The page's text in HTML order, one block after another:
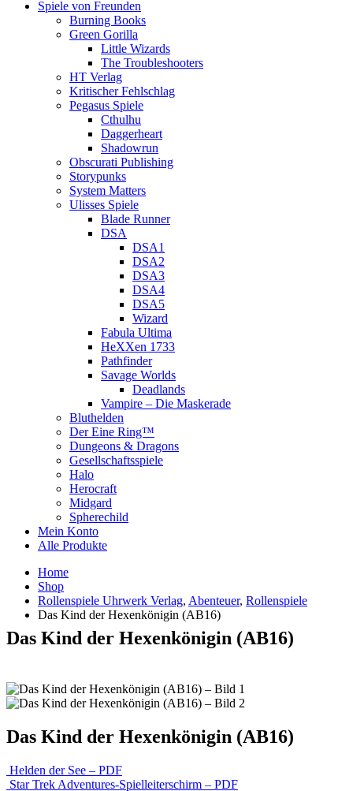
Spiele von Freunden
Burning Books
Green Gorilla
Little Wizards
The Troubleshooters
HT Verlag
Kritischer Fehlschlag
Pegasus Spiele
Cthulhu
Daggerheart
Shadowrun
Obscurati Publishing
Storypunks
System Matters
Ulisses Spiele
Blade Runner
DSA
DSA1
DSA2
DSA3
DSA4
DSA5
Wizard
Fabula Ultima
HeXXen 1733
Pathfinder
Savage Worlds
Deadlands
Vampire – Die Maskerade
Bluthelden
Der Eine Ring™
Dungeons & Dragons
Gesellschaftsspiele
Halo
Herocraft
Midgard
Spherechild
Mein Konto
Alle Produkte
Home
Shop
Rollenspiele Uhrwerk Verlag, Abenteuer, Rollenspiele
Das Kind der Hexenkönigin (AB16)
Das Kind der Hexenkönigin (AB16)
Das Kind der Hexenkönigin (AB16)
Helden der See – PDF
Star Trek Adventures-Spielleiterschirm – PDF